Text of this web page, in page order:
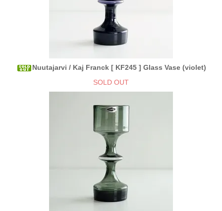
Nuutajarvi / Kaj Franck [ KF245 ] Glass Vase (violet)
SOLD OUT